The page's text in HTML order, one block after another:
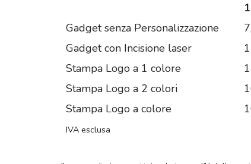
Gadget senza Personalizzazione
Gadget con Incisione laser
Stampa Logo a 1 colore
Stampa Logo a 2 colori
Stampa Logo a colore
IVA esclusa